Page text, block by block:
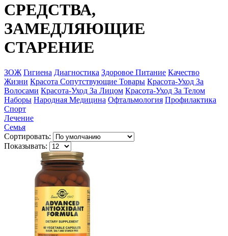
СРЕДСТВА,
ЗАМЕДЛЯЮЩИЕ
СТАРЕНИЕ
ЗОЖ Гигиена Диагностика Здоровое Питание Качество
Жизни Красота Сопутствующие Товары Красота-Уход За
Волосами Красота-Уход За Лицом Красота-Уход За Телом
Наборы Народная Медицина Офтальмология Профилактика
Спорт
Лечение
Семья
Сортировать:
Показывать: